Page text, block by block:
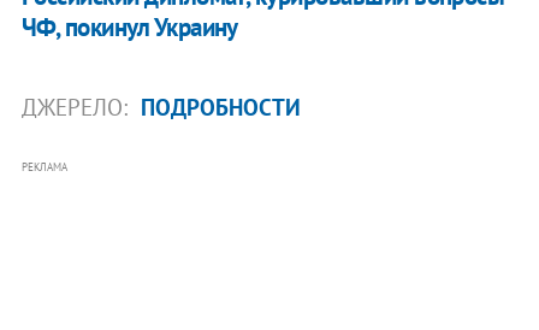
ЧФ, покинул Украину
ДЖЕРЕЛО: ПОДРОБНОСТИ
РЕКЛАМА